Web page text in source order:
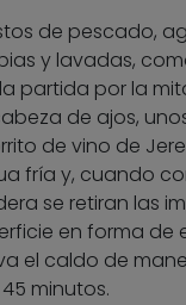
de pescado,
y lavadas,
partida por la
de ajos,
de vino de
fría y, cuando
se retiran las
en forma de
el caldo de
minutos.